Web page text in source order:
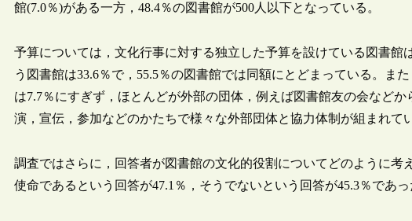
館(7.0％)がある一方，48.4％の図書館が500人以下となっている。
予算については，文化行事に対する独立した予算を設けている図書館
う図書館は33.6％で，55.5％の図書館では同額にとどまっている。ま
は7.7％にすぎず，ほとんどが外部の団体，例えば図書館友の会など
演，宣伝，参加などのかたちで様々な外部団体と協力体制が組まれて
調査ではさらに，回答者が図書館の文化的役割についてどのように
使命であるという回答が47.1％，そうでないという回答が45.3％であっ